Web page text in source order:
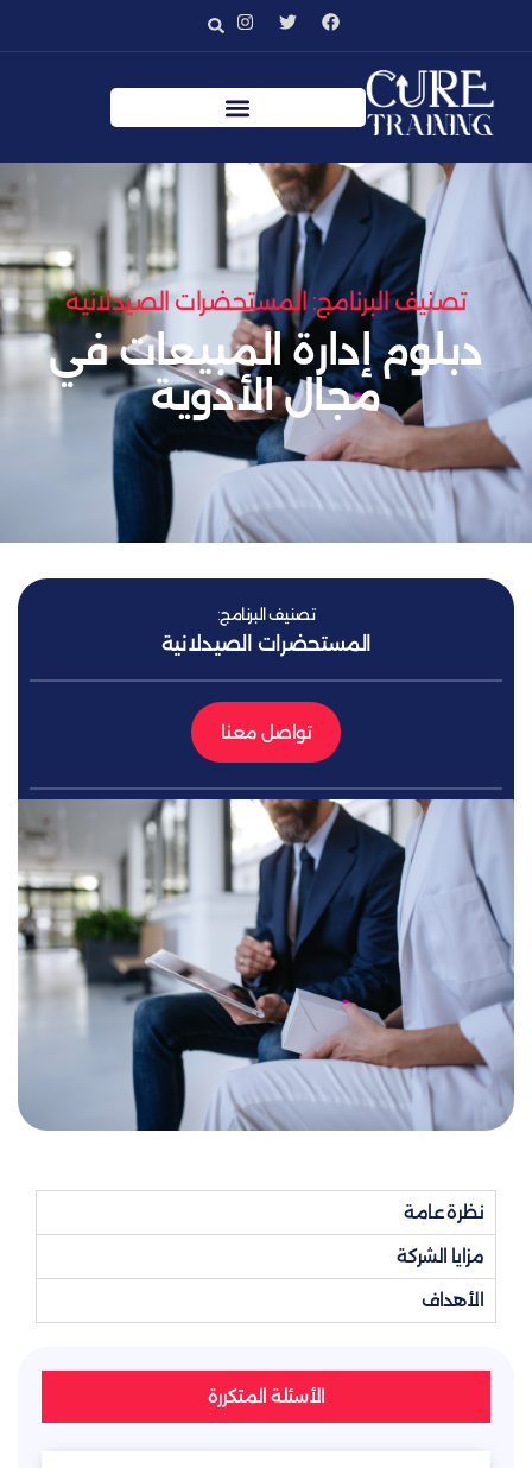
تصنيف البرنامج: المستحضرات الصيدلانية
دبلوم إدارة المبيعات في
مجال الأدوية
تصنيف البرنامج:
المستحضرات الصيدلانية
تواصل معنا
نظرة عامة
مزايا الشركة
الأهداف
الأسئلة المتكررة